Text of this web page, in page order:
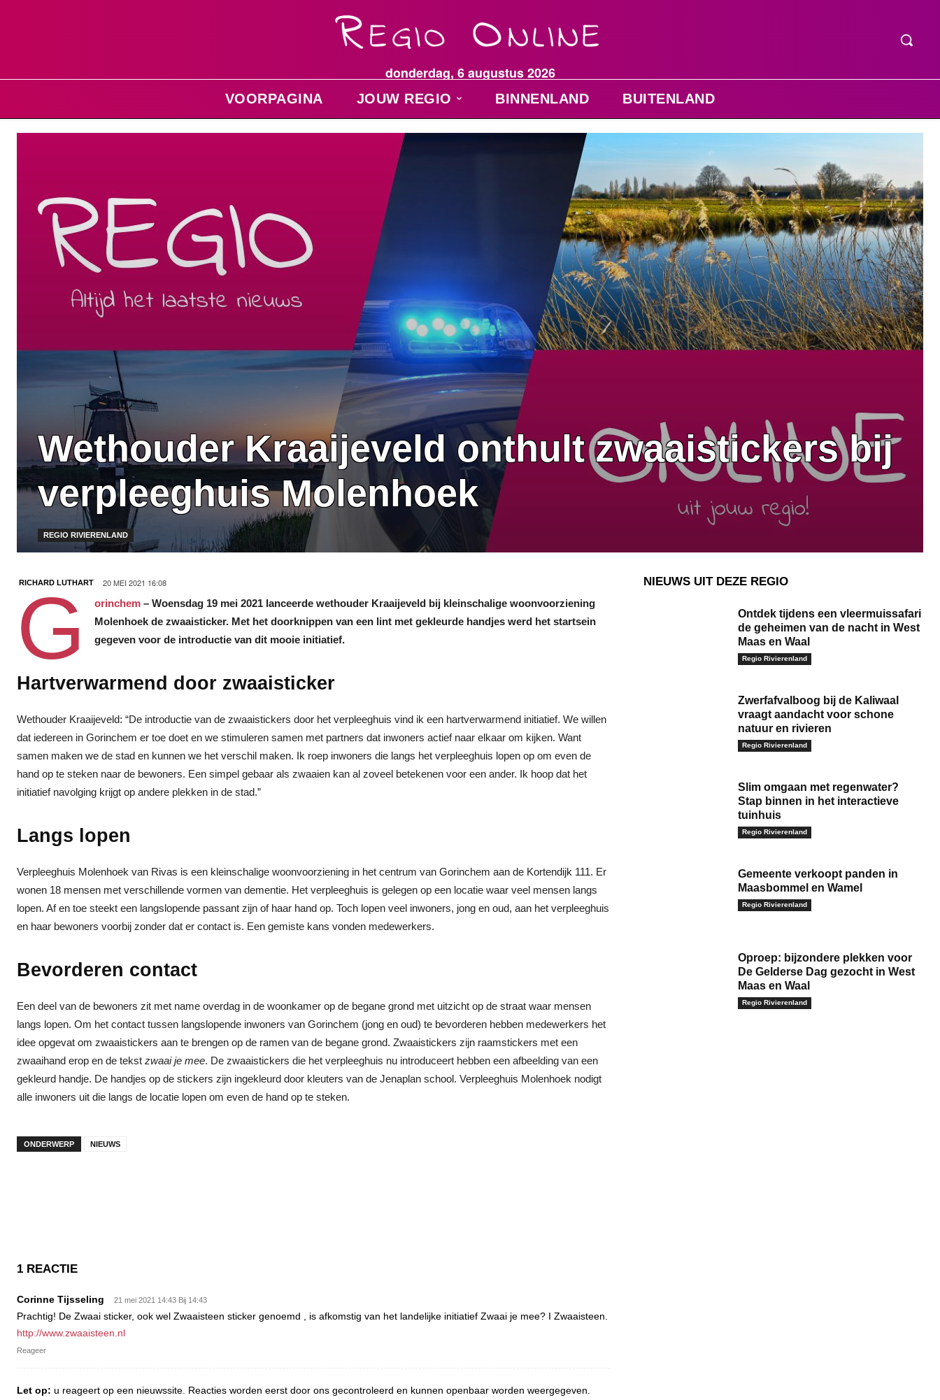
donderdag, 6 augustus 2026
VOORPAGINA JOUW REGIO BINNENLAND BUITENLAND
Wethouder Kraaijeveld onthult zwaaistickers bij
verpleeghuis Molenhoek
REGIO RIVIERENLAND
RICHARD LUTHART 20 MEI 2021 16:08
G orinchem – Woensdag 19 mei 2021 lanceerde wethouder Kraaijeveld bij kleinschalige woonvoorziening
Molenhoek de zwaaisticker. Met het doorknippen van een lint met gekleurde handjes werd het startsein
gegeven voor de introductie van dit mooie initiatief.
Hartverwarmend door zwaaisticker
Wethouder Kraaijeveld: “De introductie van de zwaaistickers door het verpleeghuis vind ik een hartverwarmend initiatief. We willen
dat iedereen in Gorinchem er toe doet en we stimuleren samen met partners dat inwoners actief naar elkaar om kijken. Want
samen maken we de stad en kunnen we het verschil maken. Ik roep inwoners die langs het verpleeghuis lopen op om even de
hand op te steken naar de bewoners. Een simpel gebaar als zwaaien kan al zoveel betekenen voor een ander. Ik hoop dat het
initiatief navolging krijgt op andere plekken in de stad.”
Langs lopen
Verpleeghuis Molenhoek van Rivas is een kleinschalige woonvoorziening in het centrum van Gorinchem aan de Kortendijk 111. Er
wonen 18 mensen met verschillende vormen van dementie. Het verpleeghuis is gelegen op een locatie waar veel mensen langs
lopen. Af en toe steekt een langslopende passant zijn of haar hand op. Toch lopen veel inwoners, jong en oud, aan het verpleeghuis
en haar bewoners voorbij zonder dat er contact is. Een gemiste kans vonden medewerkers.
Bevorderen contact
Een deel van de bewoners zit met name overdag in de woonkamer op de begane grond met uitzicht op de straat waar mensen
langs lopen. Om het contact tussen langslopende inwoners van Gorinchem (jong en oud) te bevorderen hebben medewerkers het
idee opgevat om zwaaistickers aan te brengen op de ramen van de begane grond. Zwaaistickers zijn raamstickers met een
zwaaihand erop en de tekst zwaai je mee. De zwaaistickers die het verpleeghuis nu introduceert hebben een afbeelding van een
gekleurd handje. De handjes op de stickers zijn ingekleurd door kleuters van de Jenaplan school. Verpleeghuis Molenhoek nodigt
alle inwoners uit die langs de locatie lopen om even de hand op te steken.
ONDERWERP NIEUWS
1 REACTIE
Corinne Tijsseling 21 mei 2021 14:43 Bij 14:43
Prachtig! De Zwaai sticker, ook wel Zwaaisteen sticker genoemd , is afkomstig van het landelijke initiatief Zwaai je mee? I Zwaaisteen.
http://www.zwaaisteen.nl
Reageer
Let op: u reageert op een nieuwssite. Reacties worden eerst door ons gecontroleerd en kunnen openbaar worden weergegeven.
NIEUWS UIT DEZE REGIO
Ontdek tijdens een vleermuissafari
de geheimen van de nacht in West
Maas en Waal
Regio Rivierenland
Zwerfafvalboog bij de Kaliwaal
vraagt aandacht voor schone
natuur en rivieren
Regio Rivierenland
Slim omgaan met regenwater?
Stap binnen in het interactieve
tuinhuis
Regio Rivierenland
Gemeente verkoopt panden in
Maasbommel en Wamel
Regio Rivierenland
Oproep: bijzondere plekken voor
De Gelderse Dag gezocht in West
Maas en Waal
Regio Rivierenland